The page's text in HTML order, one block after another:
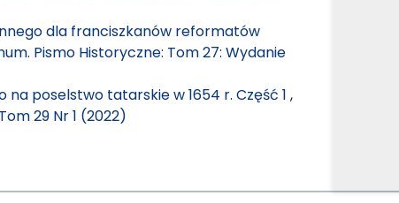
dla franciszkanów reformatów
Pismo Historyczne: Tom 27: Wydanie
poselstwo tatarskie w 1654 r. Część 1 ,
29 Nr 1 (2022)